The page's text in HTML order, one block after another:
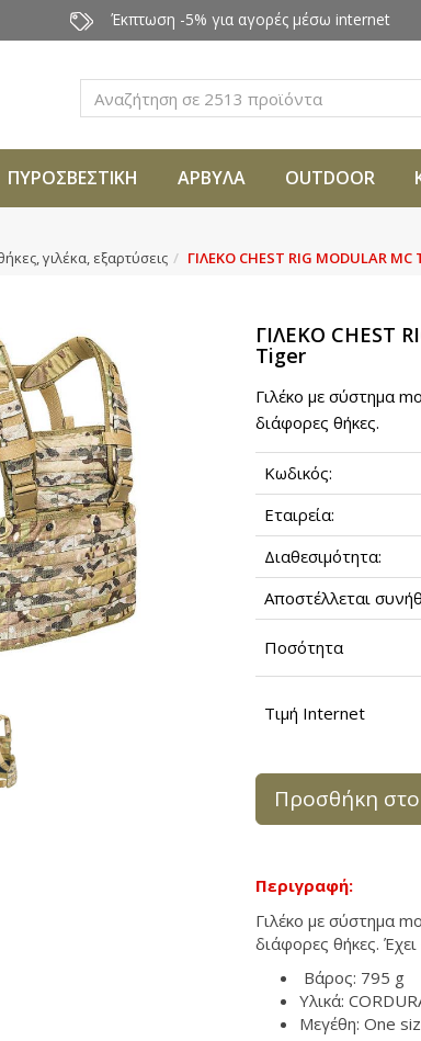
Έκπτωση -5% για αγορές μέσω internet
Αναζήτηση
ΠΥΡΟΣΒΕΣΤΙΚΗ ΑΡΒΥΛΑ OUTDOOR
γιλέκα, εξαρτύσεις ΓΙΛΕΚΟ CHEST RIG MODULAR
ΓΙΛΕΚΟ CHEST
Tiger
Γιλέκο με σύστημα
διάφορες θήκες.
Κωδικός:
Εταιρεία:
Διαθεσιμότητα:
Αποστέλλεται
Ποσότητα
Τιμή Internet
Προσθήκη
Περιγραφή:
Γιλέκο με σύστημα
διάφορες θήκες.
Βάρος: 795 g
Υλικά:
Μεγέθη: One